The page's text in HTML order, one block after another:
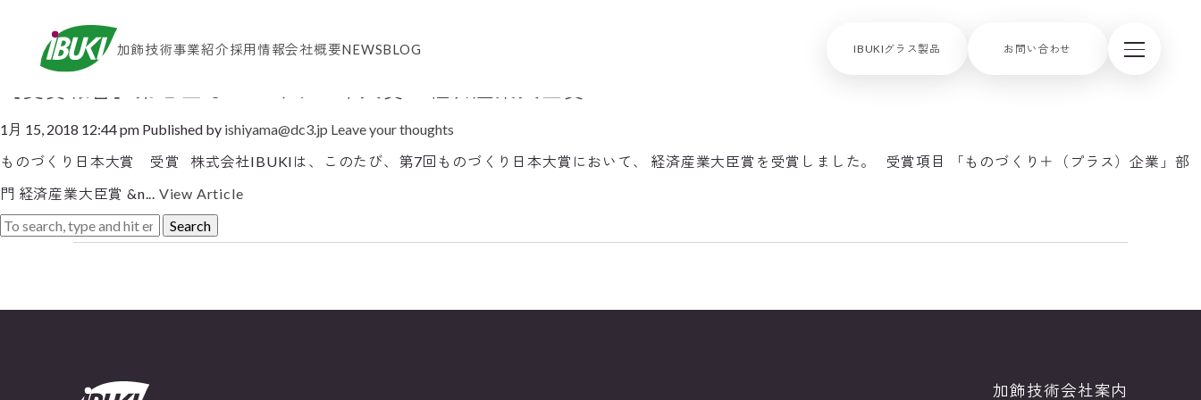
加飾技術事業紹介採用情報会社概要NEWSBLOG IBUKIグラス製品 お問い合わせ
Tag Archive: ものづくり日本大賞
1月 15, 2018 12:44 pm Published by ishiyama@dc3.jp Leave your thoughts
ものづくり日本大賞 受賞 株式会社IBUKIは、このたび、第7回ものづくり日本大賞において、 経済産業大臣賞を受賞しました。 受賞項目 「ものづくり＋（プラス）企業」部
門 経済産業大臣賞 &n... View Article
Search
加飾技術会社案内